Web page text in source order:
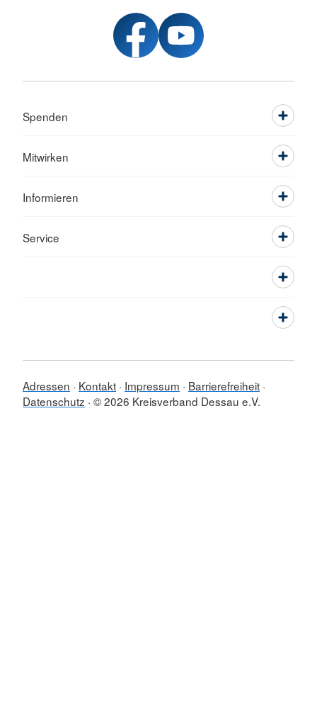
Spenden
Mitwirken
Informieren
Service
Adressen Kontakt Impressum
Barrierefreiheit
Datenschutz © 2026 Kreisverband Dessau e.V.